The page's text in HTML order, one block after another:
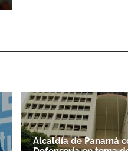
Alcaldía de Panamá